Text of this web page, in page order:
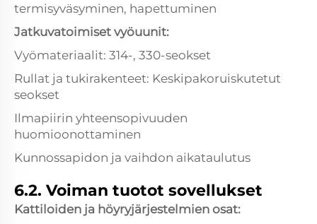
termisyväsyminen, hapettuminen
Jatkuvatoimiset vyöuunit:
Vyömateriaalit: 314-, 330-seokset
Rullat ja tukirakenteet: Keskipakoruiskutetut
seokset
Ilmapiirin yhteensopivuuden
huomioonottaminen
Kunnossapidon ja vaihdon aikataulutus
6.2. Voiman tuotot sovellukset
Kattiloiden ja höyryjärjestelmien osat: